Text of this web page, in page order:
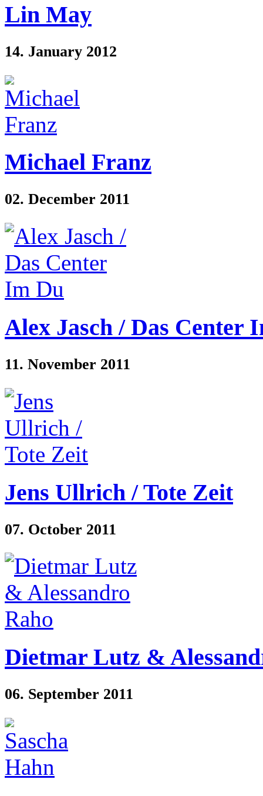
Lin May
14. January 2012
Michael Franz
02. December 2011
Alex Jasch / Das Center
11. November 2011
Jens Ullrich / Tote Zeit
07. October 2011
Dietmar Lutz &
06. September 2011